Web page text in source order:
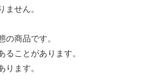
せん。
商品です。
ことがあります。
ます。